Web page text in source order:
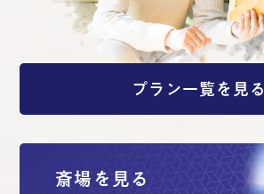
プラン一覧を見る
斎場を見る